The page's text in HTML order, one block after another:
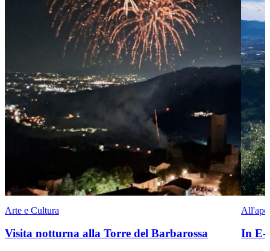
Arte e Cultura
Visita notturna alla Torre del Barbarossa In E-